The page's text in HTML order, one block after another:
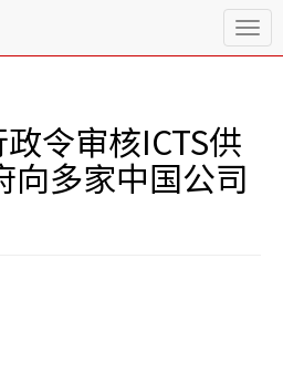
T
o
令审核ICTS供
向多家中国公司